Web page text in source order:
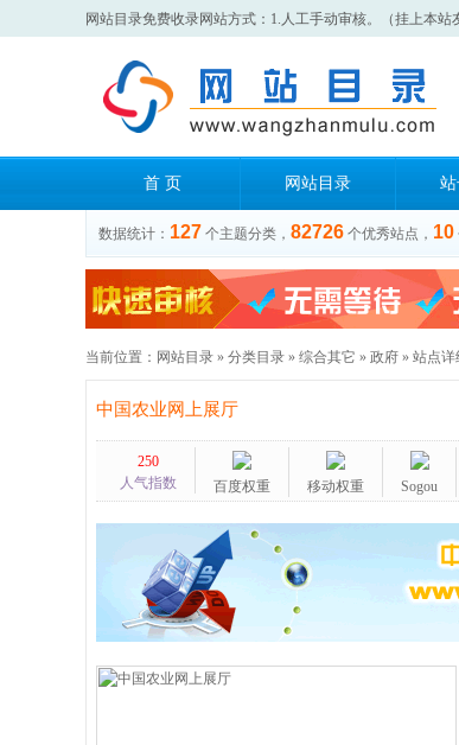
网站目录免费收录网站方式：1.人工手动审核。（挂上本站
首 页 网站目录
数据统计： 127 个主题分类， 82726 个优秀站点， 10
当前位置： 网站目录 » 分类目录 » 综合其它 » 政府 » 站点详
中国农业网上展厅
250
人气指数
百度权重 移动权重 Sogou